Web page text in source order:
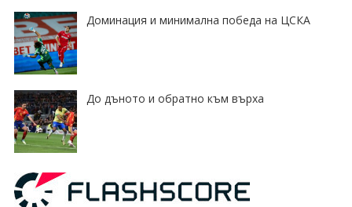
Доминация и минимална победа на ЦСКА
До дъното и обратно към върха